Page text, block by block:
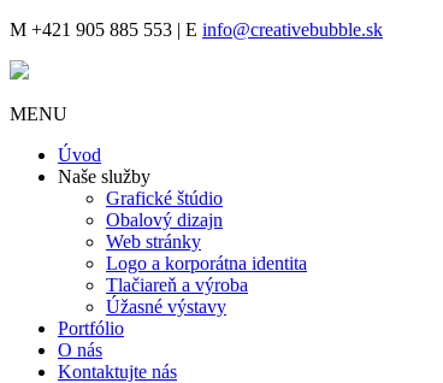
M +421 905 885 553 | E info@creativebubble.sk
MENU
Úvod
Naše služby
Grafické štúdio
Obalový dizajn
Web stránky
Logo a korporátna identita
Tlačiareň a výroba
Úžasné výstavy
Portfólio
O nás
Kontaktujte nás